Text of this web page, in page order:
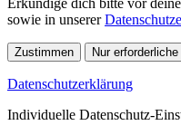
Erkundige dich bitte vor
sowie in unserer
Zustimmen Nur erforderliche
Datenschutzerklärung
Individuelle Datenschutz-